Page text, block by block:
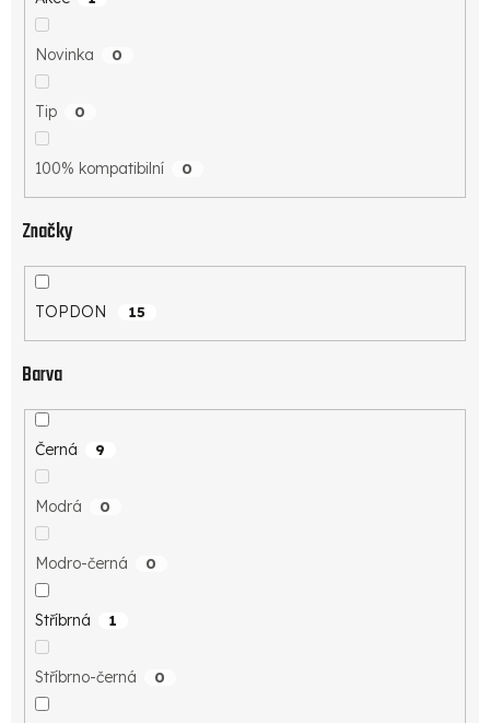
Novinka 0
Tip 0
100% kompatibilní 0
Značky
TOPDON 15
Barva
Černá 9
Modrá 0
Modro-černá 0
Stříbrná 1
Stříbrno-černá 0